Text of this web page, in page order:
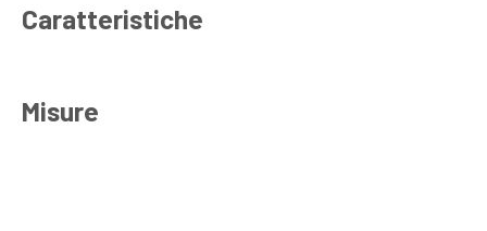
Caratteristiche
Misure